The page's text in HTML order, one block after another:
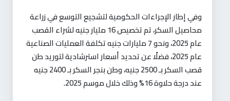
وفي إطار الإجراءات الحكومية لتشجيع التوسع في زراعة
محاصيل السكر، تم تخصيص 16 مليار جنيه لشراء القصب
عام 2025، ونحو 7 مليارات جنيه تكلفة العمليات الصناعية
عام 2025، فضلًا عن تحديد أسعار استرشادية لتوريد طن
قصب السكر بـ 2500 جنيه، وطن بنجر السكر بـ 2400 جنيه
عند درجة حلاوة 16% وذلك خلال موسم 2025.